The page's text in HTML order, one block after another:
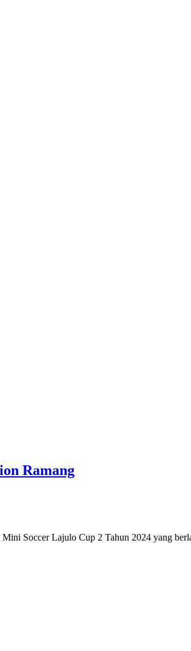
Ramang
Soccer Lajulo Cup 2 Tahun 2024 yang